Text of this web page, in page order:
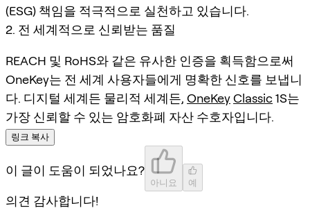
(ESG) 책임을 적극적으로 실천하고 있습니다.
2. 전 세계적으로 신뢰받는 품질
REACH 및 RoHS와 같은 유사한 인증을 획득함으로써
OneKey는 전 세계 사용자들에게 명확한 신호를 보냅니
다. 디지털 세계든 물리적 세계든, OneKeyClassic1S는
가장 신뢰할 수 있는 암호화폐 자산 수호자입니다.
링크 복사
이 글이 도움이 되었나요?
아니요 예
의견 감사합니다!